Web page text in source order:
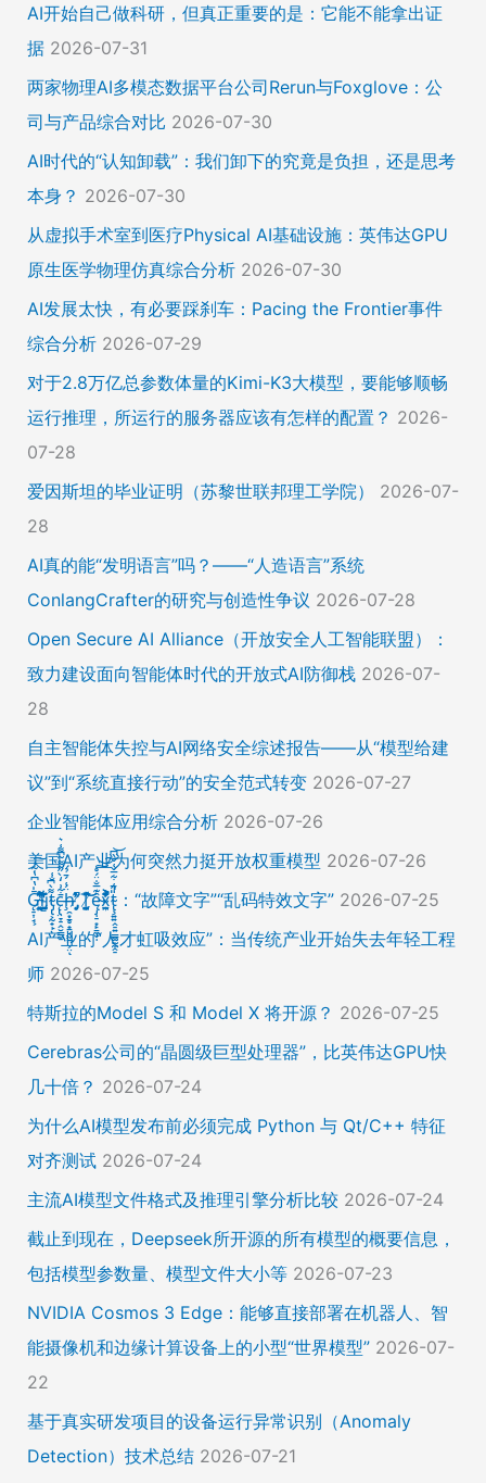
AI开始自己做科研，但真正重要的是：它能不能拿出证
据 2026-07-31
两家物理AI多模态数据平台公司Rerun与Foxglove：公
司与产品综合对比 2026-07-30
AI时代的“认知卸载”：我们卸下的究竟是负担，还是思考
本身？ 2026-07-30
从虚拟手术室到医疗Physical AI基础设施：英伟达GPU
原生医学物理仿真综合分析 2026-07-30
AI发展太快，有必要踩刹车：Pacing the Frontier事件
综合分析 2026-07-29
对于2.8万亿总参数体量的Kimi-K3大模型，要能够顺畅
运行推理，所运行的服务器应该有怎样的配置？ 2026-
07-28
爱因斯坦的毕业证明（苏黎世联邦理工学院）
2026-07-
28
AI真的能“发明语言”吗？——“人造语言”系统
ConlangCrafter的研究与创造性争议 2026-07-28
Open Secure AI Alliance（开放安全人工智能联盟）：
致力建设面向智能体时代的开放式AI防御栈 2026-07-
28
自主智能体失控与AI网络安全综述报告——从“模型给建
议”到“系统直接行动”的安全范式转变 2026-07-27
企业智能体应用综合分析 2026-07-26
美国AI产业为何突然力挺开放权重模型 2026-07-26
Ḡ̵̨̠͎̘͕̍̔͆̔͋͑͠ļ̸͍͈͉̞̊̑̃̉̔̍̾̈̚į̵̡̙̯͇̲̱̯̱̒͂͋̄t̴̡̢͕̰̟̙͌̀͆̐͑c̶̨̢̤̞̠̭̮̳̼̠̄͋͗̒̀̋͂͌̃͆͌͑͛ḩ̶̯͙̱̥̟̱̘͖̱̤͕̤̈́͑́̄̉́ͅ ̸̡̡̛̜̣̝̓̀͛̇̂̚T̸̗̞̰̪̤̭͙̹͆̽̌̀̾͝͝ę̴̡̣̠͙̙̱̼̬̣̑͊̅̐̈́̊͠͝͠x̴̪̫͎̓͗͐̃̄̐̀͋͛͐t̴̢̧͍͍̭̠͍̳͚̫̼̭̠̎̋͑͋̅̌͑̌̏͆͘̚͝：“故障文字”“乱码特效文字” 2026-07-25
AI产业的“人才虹吸效应”：当传统产业开始失去年轻工程
师 2026-07-25
特斯拉的Model S 和 Model X 将开源？ 2026-07-25
Cerebras公司的“晶圆级巨型处理器”，比英伟达GPU快
几十倍？ 2026-07-24
为什么AI模型发布前必须完成 Python 与 Qt/C++ 特征
对齐测试 2026-07-24
主流AI模型文件格式及推理引擎分析比较 2026-07-24
截止到现在，Deepseek所开源的所有模型的概要信息，
包括模型参数量、模型文件大小等 2026-07-23
NVIDIA Cosmos 3 Edge：能够直接部署在机器人、智
能摄像机和边缘计算设备上的小型“世界模型” 2026-07-
22
基于真实研发项目的设备运行异常识别（Anomaly
Detection）技术总结 2026-07-21